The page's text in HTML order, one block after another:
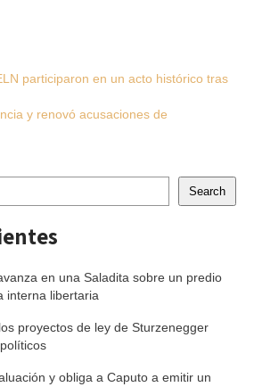
participaron en un acto histórico tras
y renovó acusaciones de
Search
en una Saladita sobre un predio
interna libertaria
proyectos de ley de Sturzenegger
y obliga a Caputo a emitir un